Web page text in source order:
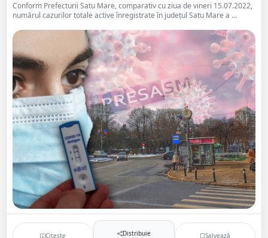
Conform Prefecturii Satu Mare, comparativ cu ziua de vineri 15.07.2022,
numărul cazurilor totale active înregistrate în județul Satu Mare a ...
Citește Distribuie Salvează